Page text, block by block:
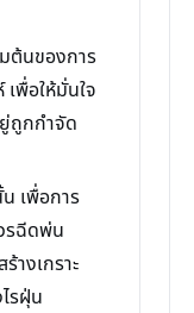
มต้นของการ
พื่อให้มั่นใจ
ถูกกำจัด
เพื่อการ
รฉีดพ่น
างเกราะ
รฝุ่น